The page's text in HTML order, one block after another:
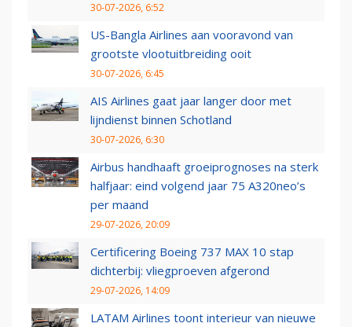
30-07-2026, 6:52
US-Bangla Airlines aan vooravond van
grootste vlootuitbreiding ooit
30-07-2026, 6:45
AIS Airlines gaat jaar langer door met
lijndienst binnen Schotland
30-07-2026, 6:30
Airbus handhaaft groeiprognoses na sterk
halfjaar: eind volgend jaar 75 A320neo’s
per maand
29-07-2026, 20:09
Certificering Boeing 737 MAX 10 stap
dichterbij: vliegproeven afgerond
29-07-2026, 14:09
LATAM Airlines toont interieur van nieuwe